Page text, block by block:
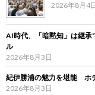
2026年8月4
AI時代、「暗黙知」は継
ル
2026年8月3日
紀伊勝浦の魅力を堪能 ホ
2026年8月3日